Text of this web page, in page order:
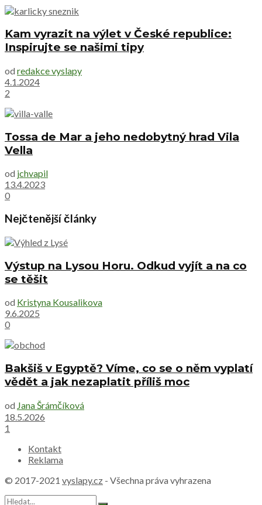
Kam vyrazit na výlet v České republice:
Inspirujte se našimi tipy
od redakce vyslapy
4.1.2024
2
Tossa de Mar a jeho nedobytný hrad Vila
Vella
od jchvapil
13.4.2023
0
Nejčtenější články
Výstup na Lysou Horu. Odkud vyjít a na co
se těšit
od Kristyna Kousalikova
9.6.2025
0
Bakšiš v Egyptě? Víme, co se o něm vyplatí
vědět a jak nezaplatit příliš moc
od Jana Šrámčíková
18.5.2026
1
Kontakt
Reklama
© 2017-2021 vyslapy.cz - Všechna práva vyhrazena